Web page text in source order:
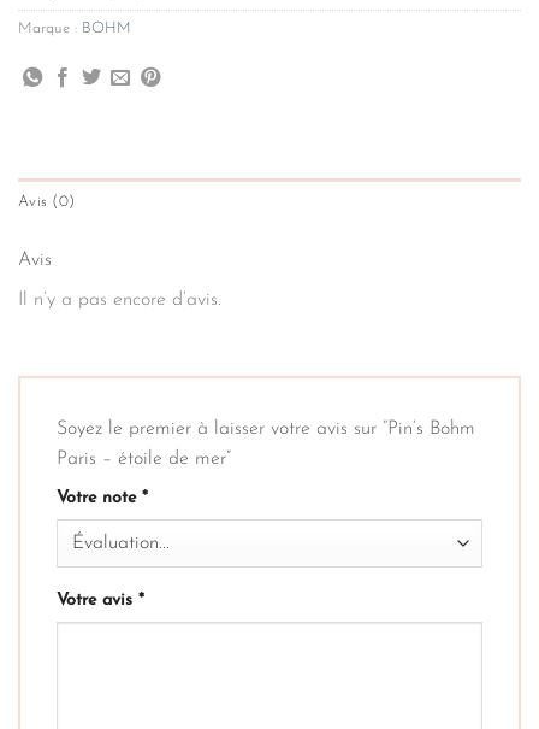
Marque : BOHM
Avis (0)
Avis
Il n’y a pas encore d’avis.
Soyez le premier à laisser votre avis sur “Pin’s Bohm
Paris – étoile de mer”
Votre note *
Votre avis *